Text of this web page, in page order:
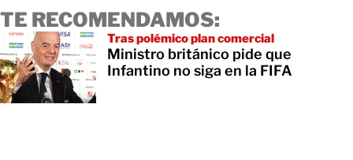
TE RECOMENDAMOS:
Tras polémico plan comercial
Ministro británico pide que
Infantino no siga en la FIFA